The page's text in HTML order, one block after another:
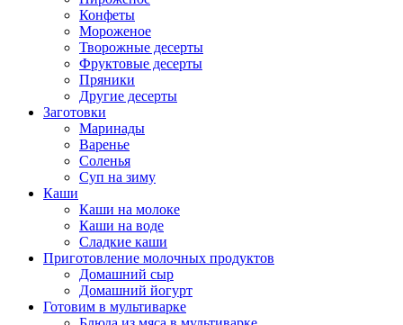
Конфеты
Мороженое
Творожные десерты
Фруктовые десерты
Пряники
Другие десерты
Заготовки
Маринады
Варенье
Соленья
Суп на зиму
Каши
Каши на молоке
Каши на воде
Сладкие каши
Приготовление молочных продуктов
Домашний сыр
Домашний йогурт
Готовим в мультиварке